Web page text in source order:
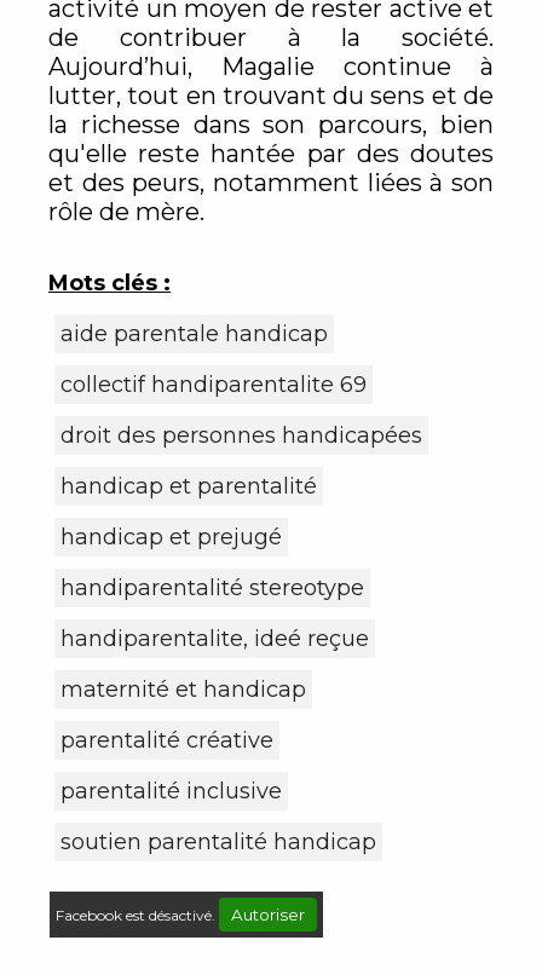
activité un moyen de rester active et
de contribuer à la société.
Aujourd’hui, Magalie continue à
lutter, tout en trouvant du sens et de
la richesse dans son parcours, bien
qu'elle reste hantée par des doutes
et des peurs, notamment liées à son
rôle de mère.
Mots clés :
aide parentale handicap
collectif handiparentalite 69
droit des personnes handicapées
handicap et parentalité
handicap et prejugé
handiparentalité stereotype
handiparentalite, ideé reçue
maternité et handicap
parentalité créative
parentalité inclusive
soutien parentalité handicap
Facebook est désactivé. Autoriser